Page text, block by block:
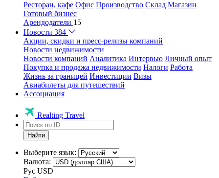
Ресторан, кафе Офис Производство Склад Магазин
Готовый бизнес
Арендодатели 15
Новости 384
Акции, скидки и пресс-релизы компаний
Новости недвижимости
Новости компаний Аналитика Интервью Личный опыт
Покупка и продажа недвижимости Налоги Работа
Жизнь за границей Инвестиции Визы
Авиабилеты для путешествий
Ассоциация
Realting Travel
Найти
Выберите язык:
Валюта:
Рус USD